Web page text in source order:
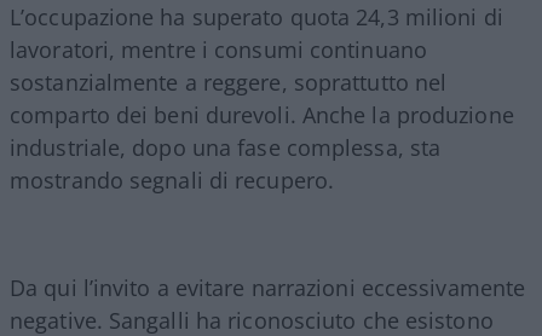
L’occupazione ha superato quota 24,3 milioni di
lavoratori, mentre i consumi continuano
sostanzialmente a reggere, soprattutto nel
comparto dei beni durevoli. Anche la produzione
industriale, dopo una fase complessa, sta
mostrando segnali di recupero.
Da qui l’invito a evitare narrazioni eccessivamente
negative. Sangalli ha riconosciuto che esistono